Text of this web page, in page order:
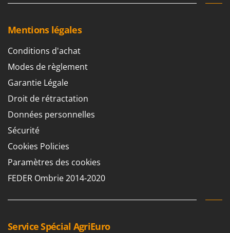
Seven Italy
Silky
Simatech
Sirman
Skil
Smartwood
Smeg
Snapper
Solidur
Spice Electronics
Spiralmac
Stanley
Mentions légales
Conditions d'achat
Modes de règlement
Garantie Légale
Droit de rétractation
Données personnelles
Sécurité
Cookies Policies
Paramètres des cookies
FEDER Ombrie 2014-2020
Service Spécial AgriEuro